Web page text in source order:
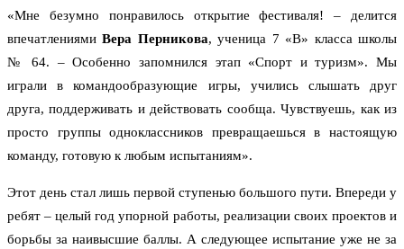
«Мне безумно понравилось открытие фестиваля! – делится
впечатлениямиВера Перникова, ученица 7 «В» класса школы
№ 64. – Особенно запомнился этап «Спорт и туризм». Мы
играли в командообразующие игры, учились слышать друг
друга, поддерживать и действовать сообща. Чувствуешь, как из
просто группы одноклассников превращаешься в настоящую
команду, готовую к любым испытаниям».
Этот день стал лишь первой ступенью большого пути. Впереди у
ребят – целый год упорной работы, реализации своих проектов и
борьбы за наивысшие баллы. А следующее испытание уже не за